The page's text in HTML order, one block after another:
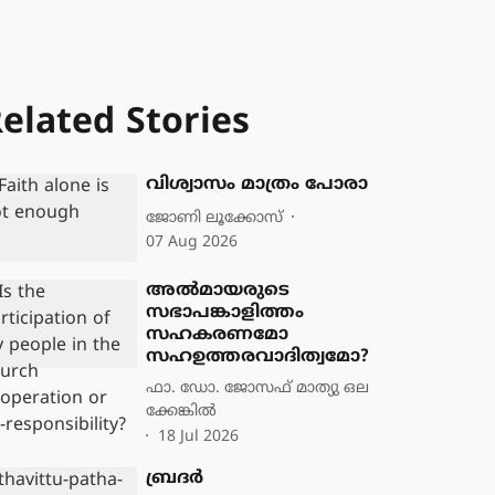
Stories
വിശ്വാസം മാത്രം പോരാ
ജോണി ലൂക്കോസ്
07 Aug 2026
അൽമായരുടെ
സഭാപങ്കാളിത്തം
സഹകരണമോ
സഹഉത്തരവാദിത്വമോ?
ഫാ. ഡോ. ജോസഫ് മാത്യു ഒല
ക്കേങ്കിൽ
18 Jul 2026
ബ്രദർ